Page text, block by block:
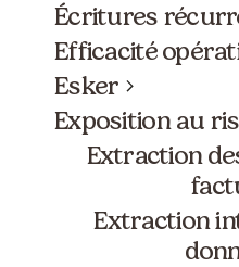
Écritures
Efficacité
Esker
Exposition au
Extraction
Extraction